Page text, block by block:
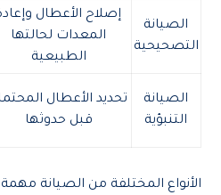
الصيانة
التصحيحية
إصلاح الأعطال
المعدات لحالتها
الطبيعية
الصيانة
التنبؤية
تحديد الأعطال
قبل حدوثها
الأنواع المختلفة من الصيانة